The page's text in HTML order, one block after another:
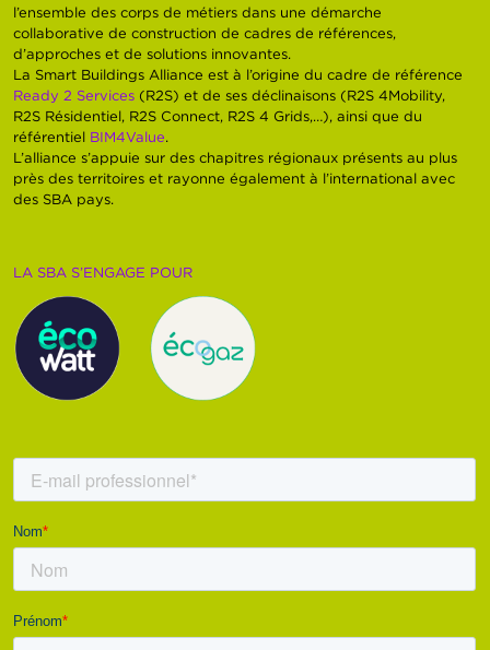
l’ensemble des corps de métiers dans une démarche
collaborative de construction de cadres de références,
d’approches et de solutions innovantes.
La Smart Buildings Alliance est à l’origine du cadre de référence
Ready 2 Services (R2S) et de ses déclinaisons (R2S 4Mobility,
R2S Résidentiel, R2S Connect, R2S 4 Grids,…), ainsi que du
référentiel BIM4Value.
L’alliance s’appuie sur des chapitres régionaux présents au plus
près des territoires et rayonne également à l’international avec
des SBA pays.
LA SBA S’ENGAGE POUR